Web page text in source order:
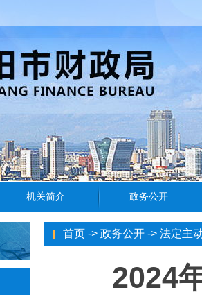
首页 -> 政务公开 -> 法定主
2024